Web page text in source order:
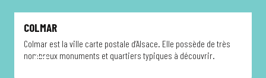
COLMAR
Colmar est la ville carte postale d’Alsace. Elle possède de très
nombreux monuments et quartiers typiques à découvrir.